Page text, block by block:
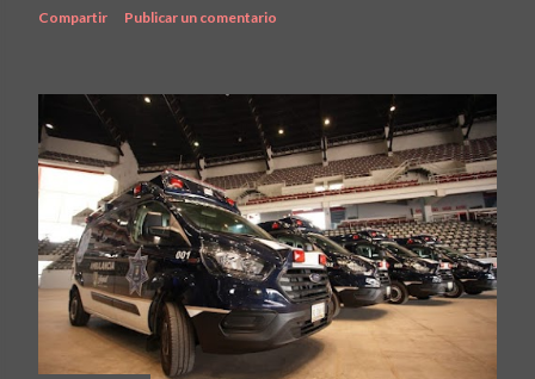
Compartir Publicar un comentario